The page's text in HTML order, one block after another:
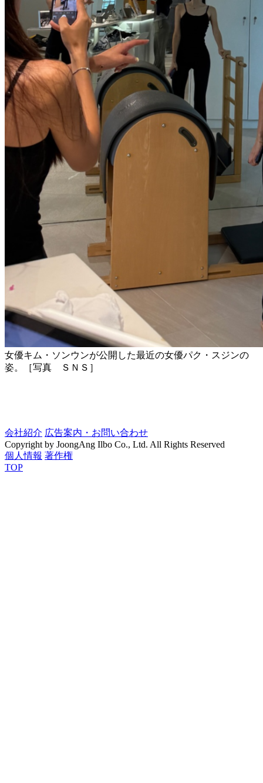
女優キム・ソンウンが公開した最近の女優パク・スジンの
姿。［写真 ＳＮＳ］
会社紹介 広告案内・お問い合わせ
Copyright by JoongAng Ilbo Co., Ltd. All Rights Reserved
個人情報 著作権
TOP